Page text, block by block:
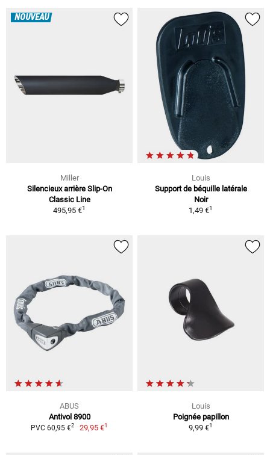
NOUVEAU
Miller
Silencieux arrière Slip-On
Classic Line
495,95 €1
Louis
Support de béquille latérale
Noir
1,49 €1
ABUS
Antivol 8900
PVC 60,95 €2 29,95 €1
Louis
Poignée papillon
9,99 €1